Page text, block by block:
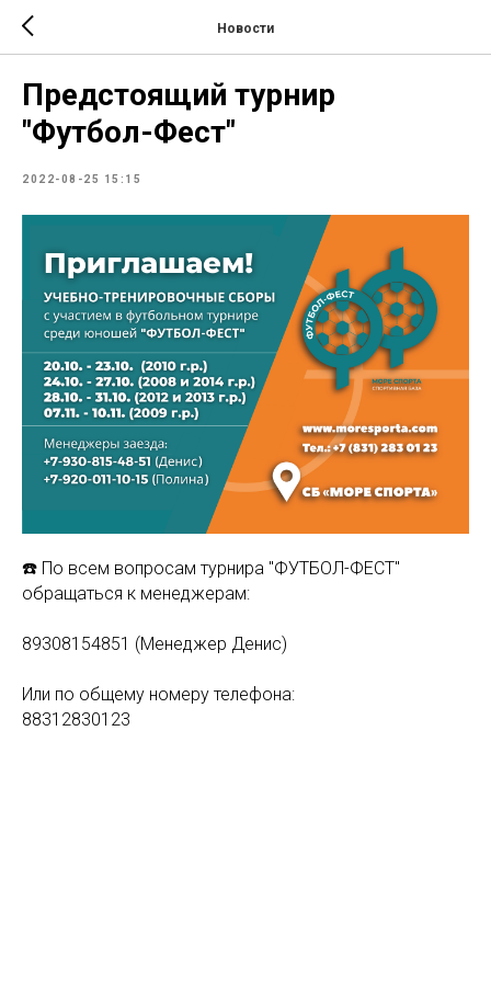
Новости
Предстоящий турнир
"Футбол-Фест"
2022-08-25 15:15
☎️ По всем вопросам турнира "ФУТБОЛ-ФЕСТ"
обращаться к менеджерам:
89308154851 (Менеджер Денис)
Или по общему номеру телефона:
88312830123